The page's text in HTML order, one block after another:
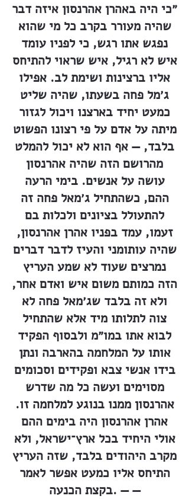
״כי היה באהרן אהרנסון איזה דבר
שהיה מעורר בקרב כל מי שהוא
נפגש אתו רגש, כי לפניו עומד
איש לא רגיל, איש שראוי להתיחס
אליו ברצינות ושימת לב. אפילו
ג׳מל פחה בשעתו, שהיה שליט
כמעט יחיד בארצנו ויכול לגזור
מיתה על אדם על פי רצונו הפשוט
בלבד, — אף הוא לא יכול להמלט
מהרושם הזה שהיה אהרנסון
עושה על אנשים. בימי הרעה
ההם, כשהתחיל ג׳מאל פחה זה
להתעולל בציונים ולכלות בם
זעמו, עמד בפניו אהרן אהרנסון,
שהיה עותומני והעיז לדבר דברים
נמרצים שעוד לא שמע העריץ
הזה כמותם משום איש ואדם אחר,
ולא זה בלבד שג׳מאל פחה לא
צוה לתלותו מיד אלא שהתחיל
לבוא אתו במו״מ ולבסוף הפקיד
אותו על המלחמה בהארבה ונתן
בידו אנשי צבא ופקידים וסכומים
מסוימים ועשה כל מה שדרש
אהרנסון ממנו בנוגע למלחמה זו.
אהרן אהרנסון היה בימים ההם
אולי היחיד בכל ארץ־ישראל, ולא
מקרב היהודים בלבד, שזה העריץ
התיחס אליו כמעט אפשר לאמר
בקצת הכנעה. — —